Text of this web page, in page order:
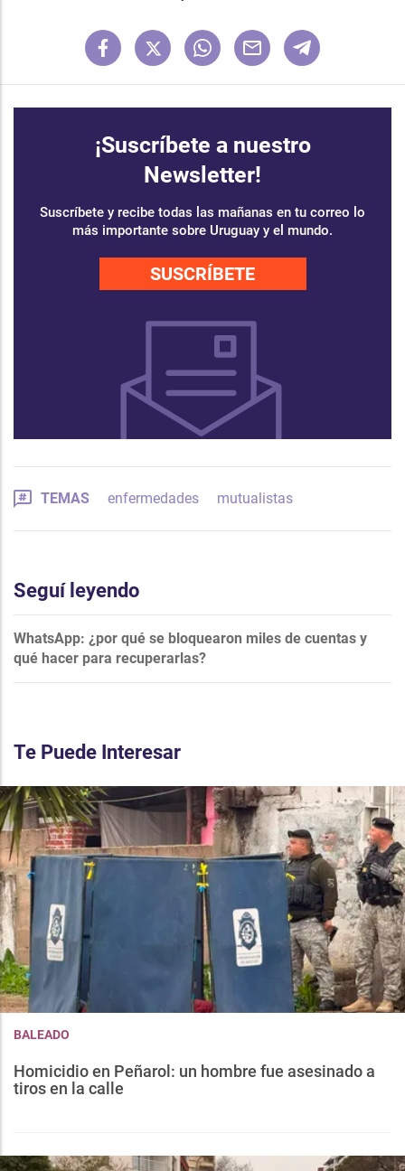
¡Suscríbete a nuestro
Newsletter!
Suscríbete y recibe todas las mañanas en tu correo lo
más importante sobre Uruguay y el mundo.
SUSCRÍBETE
TEMAS enfermedades mutualistas
Seguí leyendo
WhatsApp: ¿por qué se bloquearon miles de cuentas y
qué hacer para recuperarlas?
Te Puede Interesar
BALEADO
Homicidio en Peñarol: un hombre fue asesinado a
tiros en la calle